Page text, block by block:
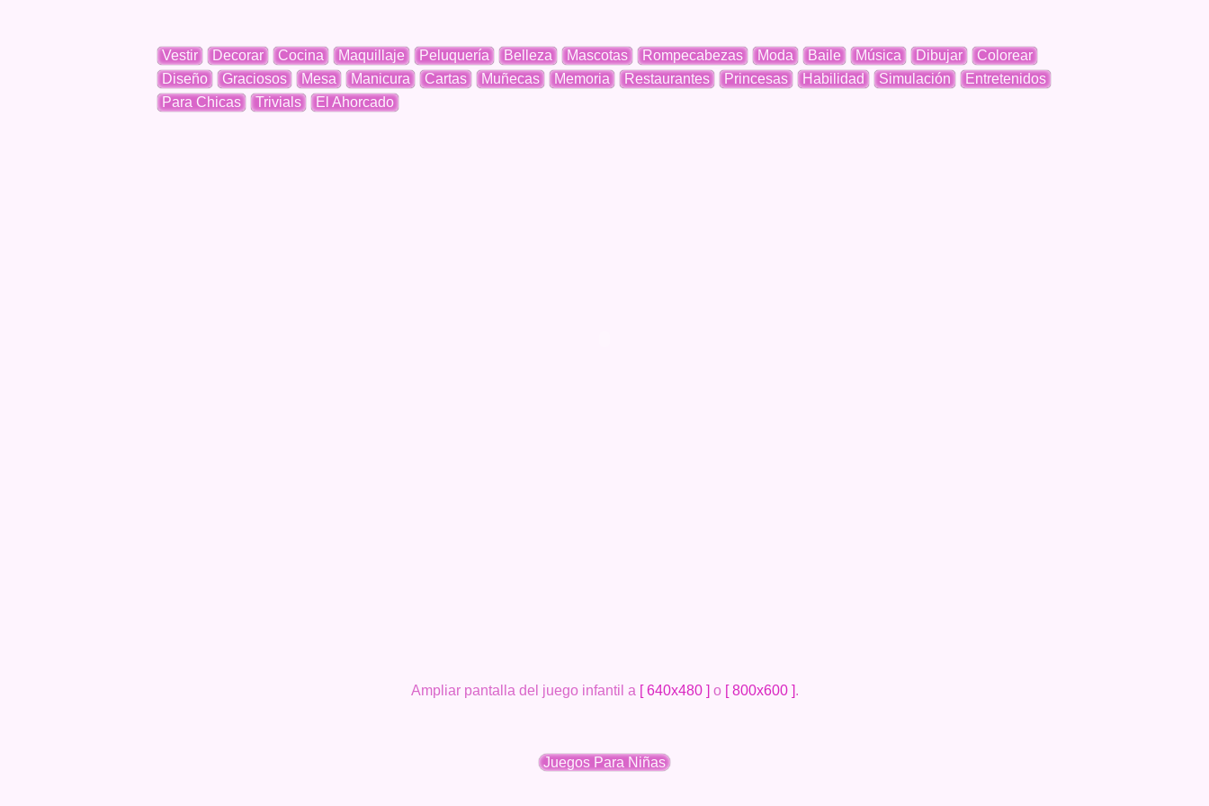
Vestir Decorar Cocina Maquillaje Peluquería Belleza Mascotas Rompecabezas Moda Baile Música Dibujar
Colorear
Diseño
Graciosos Mesa Manicura Cartas Muñecas Memoria Restaurantes Princesas Habilidad Simulación
Entretenidos
Para Chicas
Trivials El Ahorcado
Ampliar pantalla del juego infantil a [ 640x480 ] o [ 800x600 ].
Juegos Para Niñas